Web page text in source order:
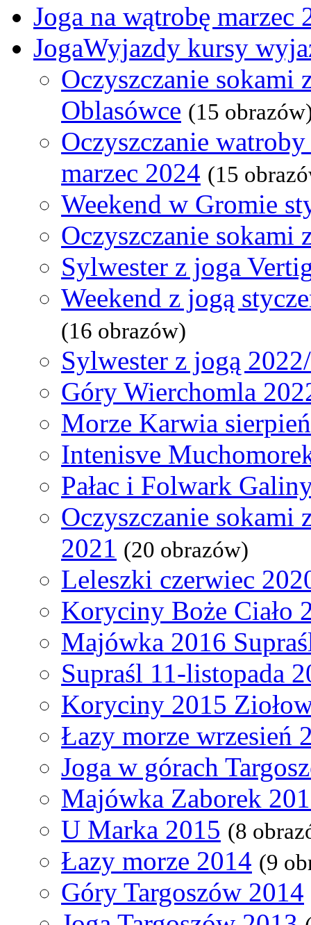
Joga na wątrobę marzec
JogaWyjazdy kursy
Oczyszczanie sokami
Oblasówce (15
Oczyszczanie
marzec 2024 (15
Weekend w Gromie
Oczyszczanie
Sylwester z joga
Weekend z jogą
(16 obrazów)
Sylwester z jogą
Góry Wierchomla
Morze Karwia
Intenisve
Pałac i Folwark
Oczyszczanie sokami
2021 (20 obrazów)
Leleszki czerwiec
Koryciny Boże Ciało
Majówka 2016
Supraśl 11-listopada
Koryciny 2015
Łazy morze wrzesień
Joga w górach
Majówka Zaborek
U Marka 2015 (8
Łazy morze 2014 (9
Góry Targoszów 2014